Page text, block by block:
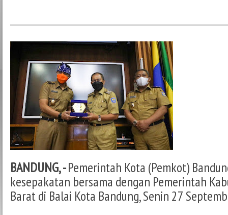
BANDUNG, -Pemerintah Kota (Pemkot)
kesepakatan bersama dengan Pemerintah
Barat di Balai Kota Bandung, Senin 27